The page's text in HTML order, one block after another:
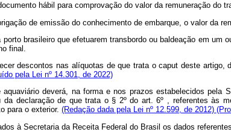
hábil para comprovação do valor da remuneração do
de emissão do conhecimento de embarque, o valor da
porto brasileiro que efetuarem transbordo ou baldeação em
final.
descontos nas alíquotas de que trata ocaput deste artigo,
pela Lei nº 14.301, de 2022)
deverá, na forma e nos prazos estabelecidos
da declaração de que trata o § 2º do art. 6º , referentes às
para o exterior. (Redação dada pela Lei nº 12.599, de 2012)
à Secretaria da Receita Federal do Brasil os dados